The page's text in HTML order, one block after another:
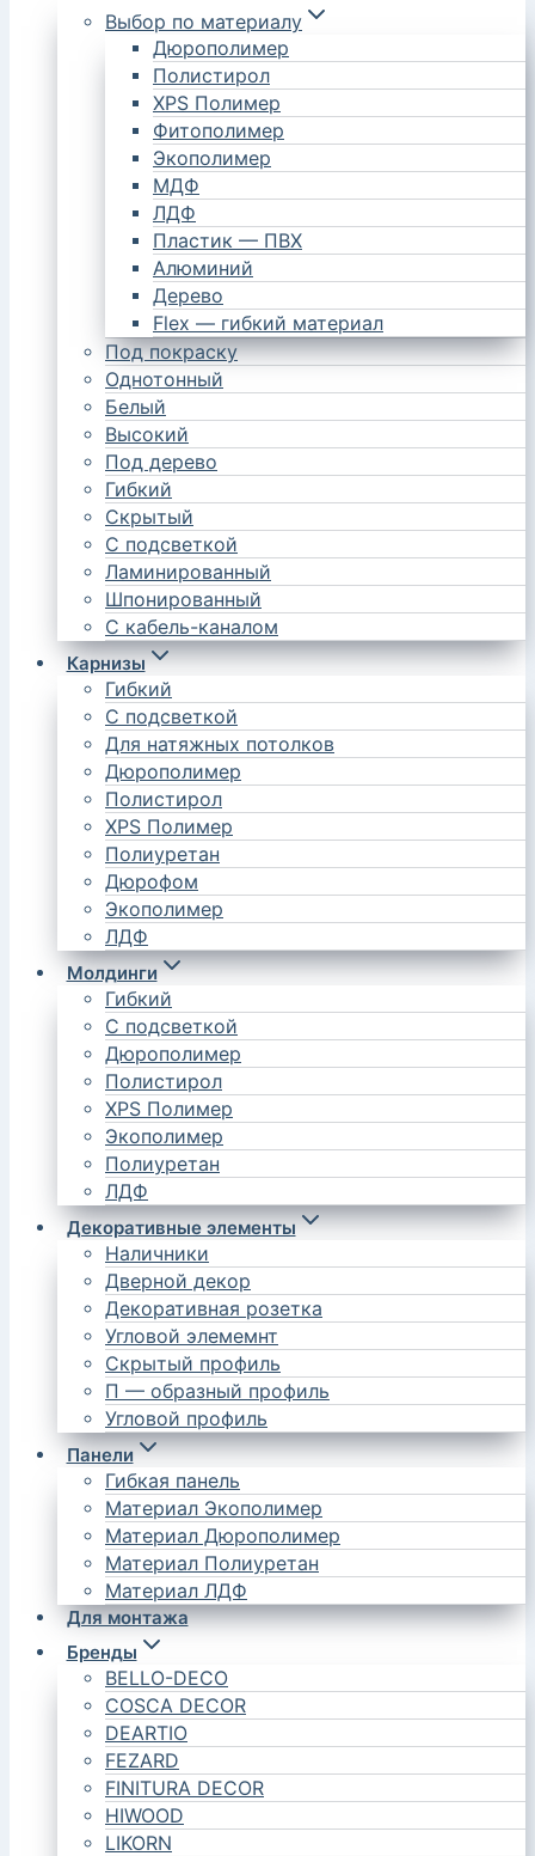
Выбор по материалу
Дюрополимер
Полистирол
XPS Полимер
Фитополимер
Экополимер
МДФ
ЛДФ
Пластик — ПВХ
Алюминий
Дерево
Flex — гибкий материал
Под покраску
Однотонный
Белый
Высокий
Под дерево
Гибкий
Скрытый
С подсветкой
Ламинированный
Шпонированный
С кабель-каналом
Карнизы
Гибкий
С подсветкой
Для натяжных потолков
Дюрополимер
Полистирол
XPS Полимер
Полиуретан
Дюрофом
Экополимер
ЛДФ
Молдинги
Гибкий
С подсветкой
Дюрополимер
Полистирол
XPS Полимер
Экополимер
Полиуретан
ЛДФ
Декоративные элементы
Наличники
Дверной декор
Декоративная розетка
Угловой элемемнт
Скрытый профиль
П — образный профиль
Угловой профиль
Панели
Гибкая панель
Материал Экополимер
Материал Дюрополимер
Материал Полиуретан
Материал ЛДФ
Для монтажа
Бренды
BELLO-DECO
COSCA DECOR
DEARTIO
FEZARD
FINITURA DECOR
HIWOOD
LIKORN